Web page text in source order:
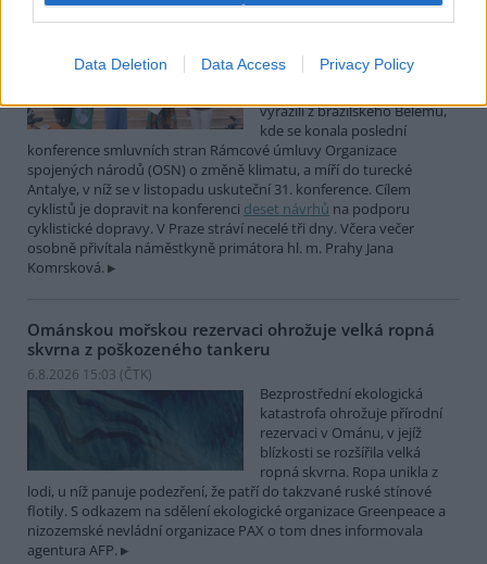
Data Deletion Data Access Privacy Policy
Do Prahy dnes dorazili jezdci
mezinárodní cyklistické štafety
vyrazili z brazilského Belému,
kde se konala poslední
konference smluvních stran Rámcové úmluvy Organizace
spojených národů (OSN) o změně klimatu, a míří do turecké
Antalye, v níž se v listopadu uskuteční 31. konference. Cílem
cyklistů je dopravit na konferenci deset návrhů na podporu
cyklistické dopravy. V Praze stráví necelé tři dny. Včera večer
osobně přivítala náměstkyně primátora hl. m. Prahy Jana
Komrsková.
Ománskou mořskou rezervaci ohrožuje velká ropná
skvrna z poškozeného tankeru
6.8.2026 15:03 (ČTK)
Bezprostřední ekologická
katastrofa ohrožuje přírodní
rezervaci v Ománu, v jejíž
blízkosti se rozšířila velká
ropná skvrna. Ropa unikla z
lodi, u níž panuje podezření, že patří do takzvané ruské stínové
flotily. S odkazem na sdělení ekologické organizace Greenpeace a
nizozemské nevládní organizace PAX o tom dnes informovala
agentura AFP.